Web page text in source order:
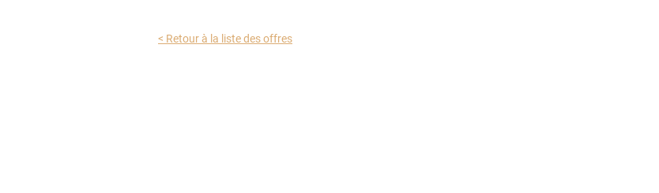
< Retour à la liste des offres